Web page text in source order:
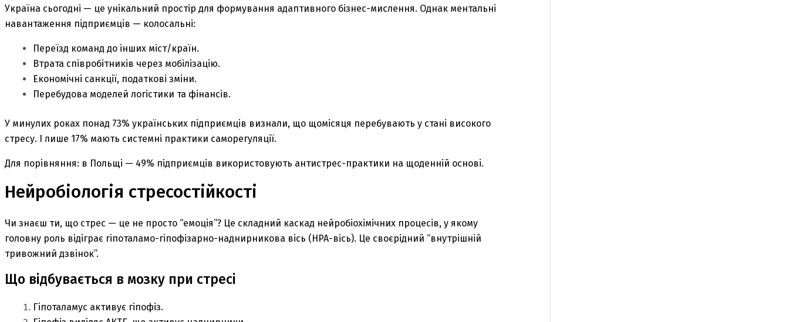
Україна сьогодні — це унікальний простір для формування адаптивного бізнес-мислення. Однак ментальні
навантаження підприємців — колосальні:
Переїзд команд до інших міст/країн.
Втрата співробітників через мобілізацію.
Економічні санкції, податкові зміни.
Перебудова моделей логістики та фінансів.
У минулих роках понад 73% українських підприємців визнали, що щомісяця перебувають у стані високого
стресу. І лише 17% мають системні практики саморегуляції.
Для порівняння: в Польщі — 49% підприємців використовують антистрес-практики на щоденній основі.
Нейробіологія стресостійкості
Чи знаєш ти, що стрес — це не просто “емоція”? Це складний каскад нейробіохімічних процесів, у якому
головну роль відіграє гіпоталамо-гіпофізарно-наднирникова вісь (HPA-вісь). Це своєрідний “внутрішній
тривожний дзвінок”.
Що відбувається в мозку при стресі
Гіпоталамус активує гіпофіз.